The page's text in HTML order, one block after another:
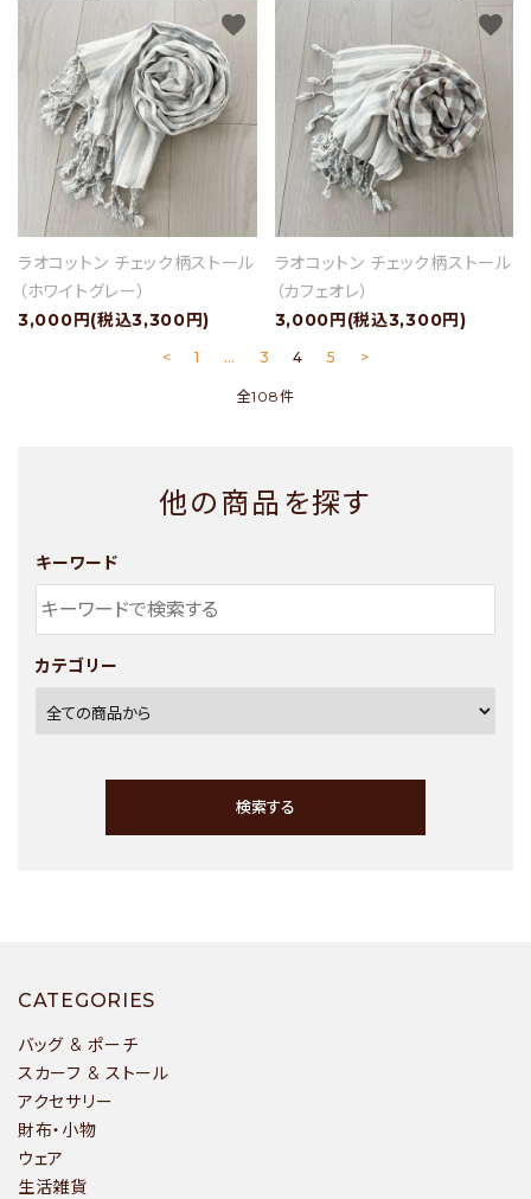
ラオコットン チェック柄ストール
（ホワイトグレー）
3,000円(税込3,300円)
favorite
ラオコットン チェック柄ストール
（カフェオレ）
3,000円(税込3,300円)
favorite
< 1 … 3 4 5 >
全108件
他の商品を探す
キーワード
カテゴリー
検索する
キーワード
カテゴリー
CATEGORIES
バッグ & ポーチ
スカーフ & ストール
アクセサリー
財布・小物
ウェア
生活雑貨